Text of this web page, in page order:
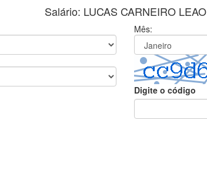
Salário: LUCAS CARNEIRO LEAO
Mês:
Digite o código